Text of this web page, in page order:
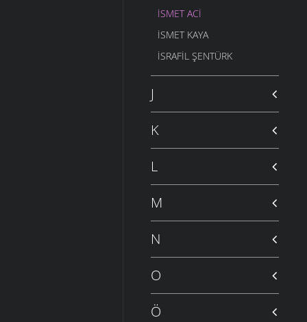
İSMET ACI
ISMET KAYA
İSRAFIL ŞENTÜRK
J
K
L
M
N
O
Ö